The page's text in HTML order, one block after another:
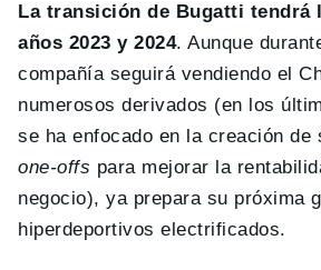
La transición de Bugatti tendrá
años 2023 y 2024. Aunque
compañía seguirá vendiendo el
numerosos derivados (en los
se ha enfocado en la creación
one-offs para mejorar la
negocio), ya prepara su próxima
hiperdeportivos electrificados.